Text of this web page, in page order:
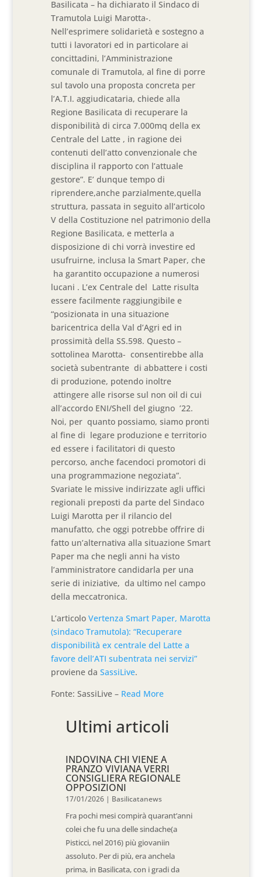
Basilicata – ha dichiarato il Sindaco di
Tramutola Luigi Marotta-.
Nell’esprimere solidarietà e sostegno a
tutti i lavoratori ed in particolare ai
concittadini, l’Amministrazione
comunale di Tramutola, al fine di porre
sul tavolo una proposta concreta per
l’A.T.I. aggiudicataria, chiede alla
Regione Basilicata di recuperare la
disponibilità di circa 7.000mq della ex
Centrale del Latte , in ragione dei
contenuti dell’atto convenzionale che
disciplina il rapporto con l’attuale
gestore”. E’ dunque tempo di
riprendere,anche parzialmente,quella
struttura, passata in seguito all’articolo
V della Costituzione nel patrimonio della
Regione Basilicata, e metterla a
disposizione di chi vorrà investire ed
usufruirne, inclusa la Smart Paper, che
ha garantito occupazione a numerosi
lucani . L’ex Centrale del Latte risulta
essere facilmente raggiungibile e
“posizionata in una situazione
baricentrica della Val d’Agri ed in
prossimità della SS.598. Questo –
sottolinea Marotta- consentirebbe alla
società subentrante di abbattere i costi
di produzione, potendo inoltre
attingere alle risorse sul non oil di cui
all’accordo ENI/Shell del giugno ’22.
Noi, per quanto possiamo, siamo pronti
al fine di legare produzione e territorio
ed essere i facilitatori di questo
percorso, anche facendoci promotori di
una programmazione negoziata”.
Svariate le missive indirizzate agli uffici
regionali preposti da parte del Sindaco
Luigi Marotta per il rilancio del
manufatto, che oggi potrebbe offrire di
fatto un’alternativa alla situazione Smart
Paper ma che negli anni ha visto
l’amministratore candidarla per una
serie di iniziative, da ultimo nel campo
della meccatronica.
L’articoloVertenza Smart Paper, Marotta
(sindaco Tramutola): “Recuperare
disponibilità ex centrale del Latte a
favore dell’ATI subentrata nei servizi”
proviene daSassiLive.
Fonte: SassiLive – Read More
Ultimi articoli
INDOVINA CHI VIENE A
PRANZO VIVIANA VERRI
CONSIGLIERA REGIONALE
OPPOSIZIONI
17/01/2026 | Basilicatanews
Fra pochi mesi compirà quarant’anni
colei che fu una delle sindache(a
Pisticci, nel 2016) più giovaniin
assoluto. Per di più, era anchela
prima, in Basilicata, con i gradi da